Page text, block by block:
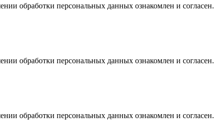
обработки персональных данных ознакомлен и согласен.
обработки персональных данных ознакомлен и согласен.
обработки персональных данных ознакомлен и согласен.